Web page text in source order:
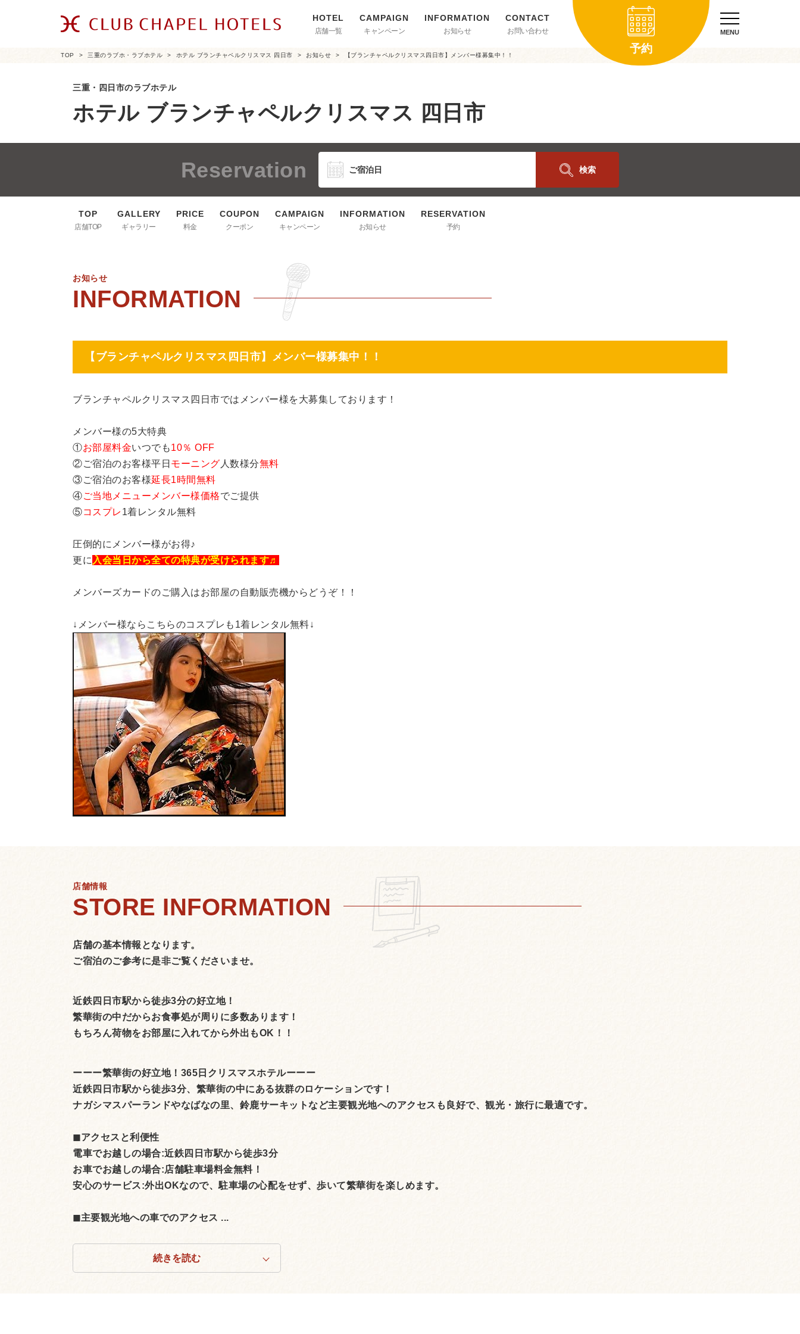
店舗一覧 キャンペーン お知らせ お問い合わせ
予約
MENU
TOP 三重のラブホ・ラブホテル ホテル ブランチャペルクリスマス 四日市 お知らせ 【ブランチャペルクリスマス四日市】メンバー様募集中！！
三重・四日市のラブホテル
ホテル ブランチャペルクリスマス 四日市
Reservation 検索
店舗TOP ギャラリー 料金 クーポン キャンペーン お知らせ 予約
お知らせ
【ブランチャペルクリスマス四日市】メンバー様募集中！！
ブランチャペルクリスマス四日市ではメンバー様を大募集しております！
メンバー様の5大特典
①お部屋料金いつでも10％ OFF
②ご宿泊のお客様平日 モーニング 人数様分無料
③ご宿泊のお客様延長1時間無料
④ご当地メニューメンバー様価格でご提供
⑤コスプレ 1着レンタル無料
圧倒的にメンバー様がお得♪
更に 入会当日から全ての特典が受けられます♬
メンバーズカードのご購入はお部屋の自動販売機からどうぞ！！
↓メンバー様ならこちらのコスプレも1着レンタル無料↓
店舗情報
店舗の基本情報となります。
ご宿泊のご参考に是非ご覧くださいませ。
近鉄四日市駅から徒歩3分の好立地！
繁華街の中だからお食事処が周りに多数あります！
もちろん荷物をお部屋に入れてから外出もOK！！
ーーー繁華街の好立地！365日クリスマスホテルーーー
近鉄四日市駅から徒歩3分、繁華街の中にある抜群のロケーションです！
ナガシマスパーランドやなばなの里、鈴鹿サーキットなど主要観光地へのアクセスも良好で、観光・旅行に最適です。
◼︎アクセスと利便性
電車でお越しの場合:近鉄四日市駅から徒歩3分
お車でお越しの場合:店舗駐車場料金無料！
安心のサービス:外出OKなので、駐車場の心配をせず、歩いて繁華街を楽しめます。
◼︎主要観光地への車でのアクセス ...
続きを読む